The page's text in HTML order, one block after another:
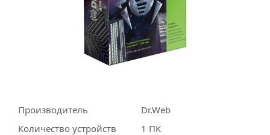
Производитель
Dr.Web
Количество устройств
1 ПК